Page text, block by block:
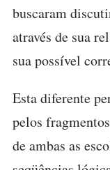
buscaram
através de sua
sua possível
Esta diferente
pelos
de ambas as